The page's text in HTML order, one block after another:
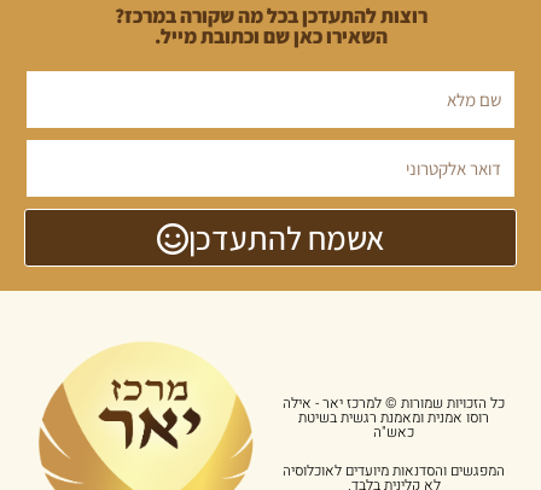
רוצות להתעדכן בכל מה שקורה במרכז?
השאירו כאן שם וכתובת מייל.
אשמח להתעדכן
כל הזכויות שמורות © למרכז יאר - אילה
רוסו אמנית ומאמנת רגשית בשיטת
כאש"ה
המפגשים והסדנאות מיועדים לאוכלוסיה